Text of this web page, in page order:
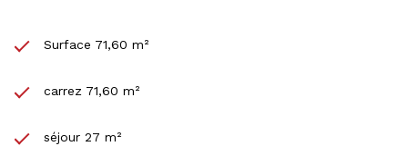
Surface 71,60 m²
carrez 71,60 m²
séjour 27 m²